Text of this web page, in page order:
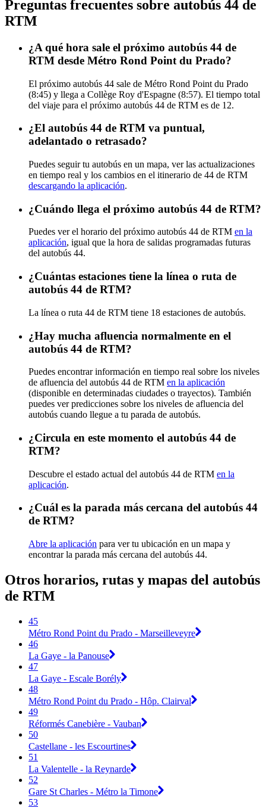
Preguntas frecuentes sobre autobús 44 de
RTM
¿A qué hora sale el próximo autobús 44 de
RTM desde Métro Rond Point du Prado?
El próximo autobús 44 sale de Métro Rond Point du Prado
(8:45) y llega a Collège Roy d'Espagne (8:57). El tiempo total
del viaje para el próximo autobús 44 de RTM es de 12.
¿El autobús 44 de RTM va puntual,
adelantado o retrasado?
Puedes seguir tu autobús en un mapa, ver las actualizaciones
en tiempo real y los cambios en el itinerario de 44 de RTM
descargando la aplicación.
¿Cuándo llega el próximo autobús 44 de RTM?
Puedes ver el horario del próximo autobús 44 de RTM en la
aplicación, igual que la hora de salidas programadas futuras
del autobús 44.
¿Cuántas estaciones tiene la línea o ruta de
autobús 44 de RTM?
La línea o ruta 44 de RTM tiene 18 estaciones de autobús.
¿Hay mucha afluencia normalmente en el
autobús 44 de RTM?
Puedes encontrar información en tiempo real sobre los niveles
de afluencia del autobús 44 de RTM en la aplicación
(disponible en determinadas ciudades o trayectos). También
puedes ver predicciones sobre los niveles de afluencia del
autobús cuando llegue a tu parada de autobús.
¿Circula en este momento el autobús 44 de
RTM?
Descubre el estado actual del autobús 44 de RTM en la
aplicación.
¿Cuál es la parada más cercana del autobús 44
de RTM?
Abre la aplicación para ver tu ubicación en un mapa y
encontrar la parada más cercana del autobús 44.
Otros horarios, rutas y mapas del autobús
de RTM
45
Métro Rond Point du Prado - Marseilleveyre
46
La Gaye - la Panouse
47
La Gaye - Escale Borély
48
Métro Rond Point du Prado - Hôp. Clairval
49
Réformés Canebière - Vauban
50
Castellane - les Escourtines
51
La Valentelle - la Reynarde
52
Gare St Charles - Métro la Timone
53